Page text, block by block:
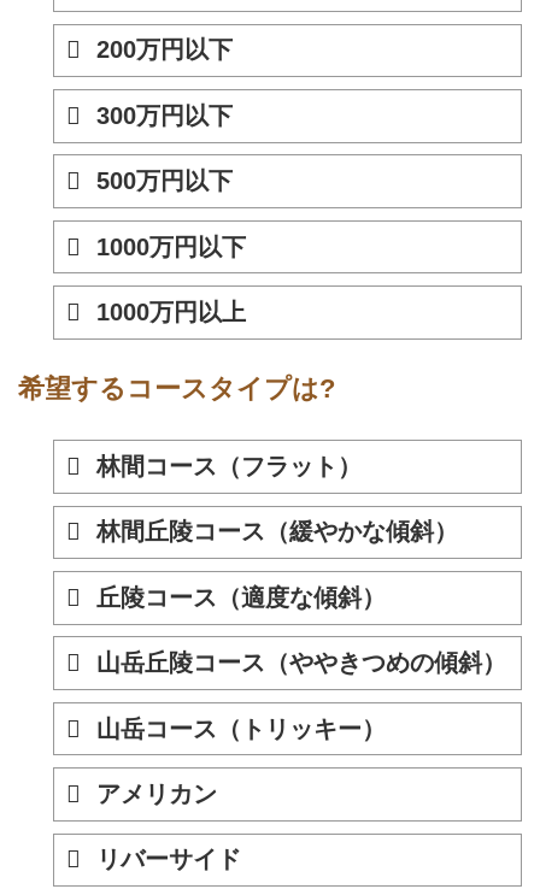
200万円以下
300万円以下
500万円以下
1000万円以下
1000万円以上
希望するコースタイプは?
林間コース（フラット）
林間丘陵コース（緩やかな傾斜）
丘陵コース（適度な傾斜）
山岳丘陵コース（ややきつめの傾斜）
山岳コース（トリッキー）
アメリカン
リバーサイド